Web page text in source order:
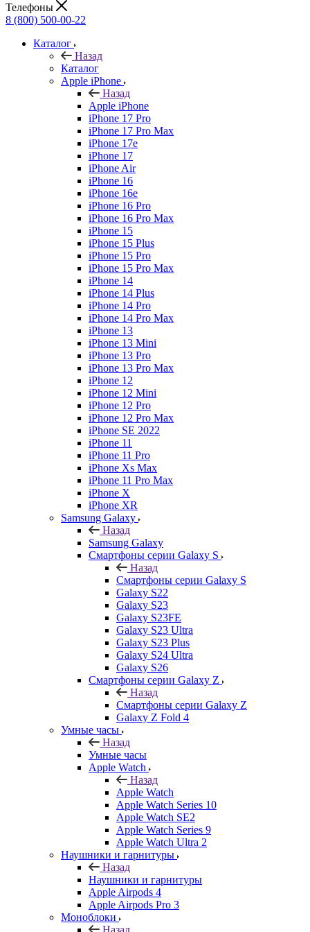
Телефоны
8 (800) 500-00-22
Каталог
Назад
Каталог
Apple iPhone
Назад
Apple iPhone
iPhone 17 Pro
iPhone 17 Pro Max
iPhone 17e
iPhone 17
iPhone Air
iPhone 16
iPhone 16e
iPhone 16 Pro
iPhone 16 Pro Max
iPhone 15
iPhone 15 Plus
iPhone 15 Pro
iPhone 15 Pro Max
iPhone 14
iPhone 14 Plus
iPhone 14 Pro
iPhone 14 Pro Max
iPhone 13
iPhone 13 Mini
iPhone 13 Pro
iPhone 13 Pro Max
iPhone 12
iPhone 12 Mini
iPhone 12 Pro
iPhone 12 Pro Max
iPhone SE 2022
iPhone 11
iPhone 11 Pro
iPhone Xs Max
iPhone 11 Pro Max
iPhone X
iPhone XR
Samsung Galaxy
Назад
Samsung Galaxy
Смартфоны серии Galaxy S
Назад
Смартфоны серии Galaxy S
Galaxy S22
Galaxy S23
Galaxy S23FE
Galaxy S23 Ultra
Galaxy S23 Plus
Galaxy S24 Ultra
Galaxy S26
Смартфоны серии Galaxy Z
Назад
Смартфоны серии Galaxy Z
Galaxy Z Fold 4
Умные часы
Назад
Умные часы
Apple Watch
Назад
Apple Watch
Apple Watch Series 10
Apple Watch SE2
Apple Watch Series 9
Apple Watch Ultra 2
Наушники и гарнитуры
Назад
Наушники и гарнитуры
Apple Airpods 4
Apple Airpods Pro 3
Моноблоки
Назад